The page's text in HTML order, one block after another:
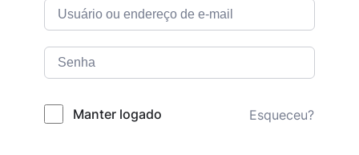
Manter logado Esqueceu?